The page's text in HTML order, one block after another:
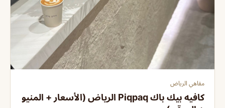
مقاهي الرياض
كافيه بيك باك Piqpaq الرياض (الأسعار + المنيو